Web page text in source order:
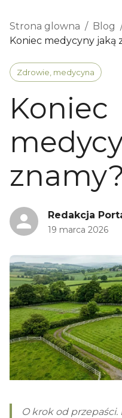
Strona glowna / Blog
Koniec medycyny jaką
Zdrowie, medycyna
Koniec
znamy?
Redakcja
19 marca 2026
O krok od